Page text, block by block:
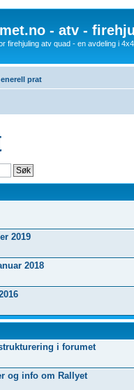
- atv -
firehjuling atv quad - en avdeling i
prat
2019
2018
i forumet
og info om Rallyet